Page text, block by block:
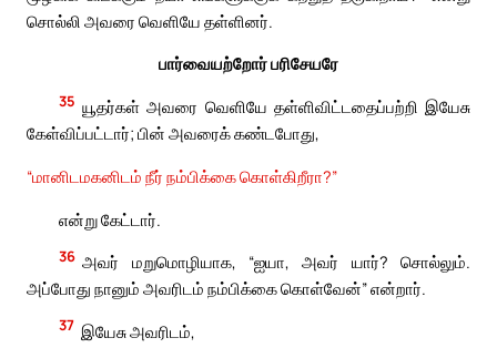
சொல்லி அவரை வெளியே தள்ளினர்.
பார்வையற்றோர் பரிசேயரே
35 யூதர்கள் அவரை வெளியே தள்ளிவிட்டதைப்பற்றி இயேசு
கேள்விப்பட்டார்; பின் அவரைக் கண்டபோது,
“மானிடமகனிடம் நீர் நம்பிக்கை கொள்கிறீரா?”
என்று கேட்டார்.
36 அவர் மறுமொழியாக, “ஐயா, அவர் யார்? சொல்லும்.
அப்போது நானும் அவரிடம் நம்பிக்கை கொள்வேன்” என்றார்.
37 இயேசு அவரிடம்,